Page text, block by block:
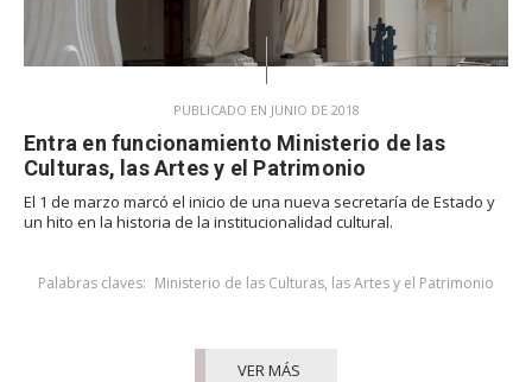
PUBLICADO EN JUNIO DE 2018
Entra en funcionamiento Ministerio de las
Culturas, las Artes y el Patrimonio
El 1 de marzo marcó el inicio de una nueva secretaría de Estado y
un hito en la historia de la institucionalidad cultural.
Palabras claves: Ministerio de las Culturas, las Artes y el Patrimonio
VER MÁS